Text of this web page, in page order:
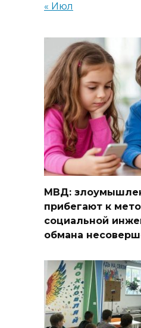
« Июл
МВД:
прибегают к
социальной
обмана